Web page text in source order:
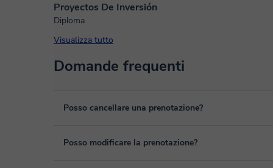
Proyectos De Inversión
Diploma
Visualizza tutto
Domande frequenti
Posso cancellare una prenotazione?
Sì, puoi cancellare una prenotazione fino ad un massimo
Posso modificare la prenotazione?